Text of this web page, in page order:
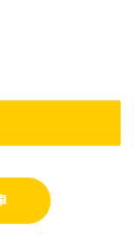
馬桶椅 便盆椅 便器椅